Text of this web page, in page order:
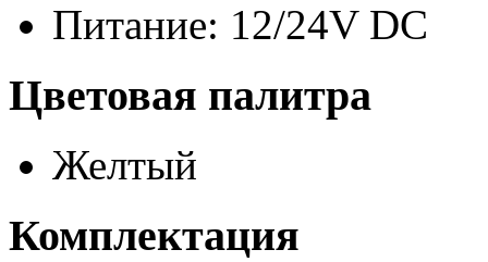
Питание: 12/24V DC
Цветовая палитра
Желтый
Комплектация